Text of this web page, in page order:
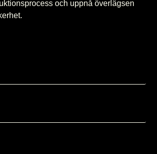
och uppnå överlägsen